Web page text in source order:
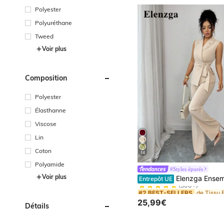
Polyester
Polyuréthane
Tweed
Voir plus
Composition
Polyester
Élasthanne
Viscose
Lin
Coton
Polyamide
Voir plus
Détails
14
#Styles épurés
Entrepôt UE Elenzga Ensemble élégant et romantique de blazer et nœud papillon pour
#2 BEST-SELLERS
(500+)
#2 BEST-SELLERS
#2 BEST-SELLERS
#2 BEST-SELLERS
25,99€